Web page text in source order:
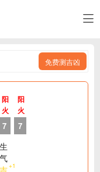
免费测吉凶
阳
火
7
阳
火
7
生
气
吉+1